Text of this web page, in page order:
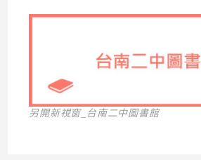
另開新視窗_台南二中圖書館